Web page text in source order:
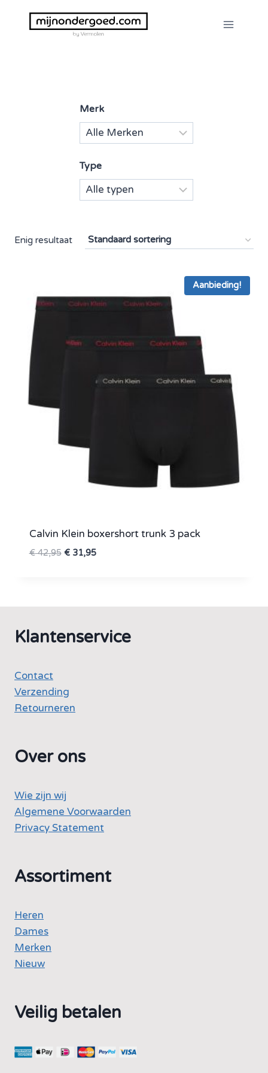
Enig resultaat
Aanbieding!
Calvin Klein boxershort trunk 3 pack
€42,95 Oorspronkelijke
€31,95Huidige
Merk
Type
Klantenservice
Contact
Verzending
Retourneren
Over ons
Wie zijn wij
Algemene Voorwaarden
Privacy Statement
Assortiment
Heren
Dames
Merken
Nieuw
Veilig betalen